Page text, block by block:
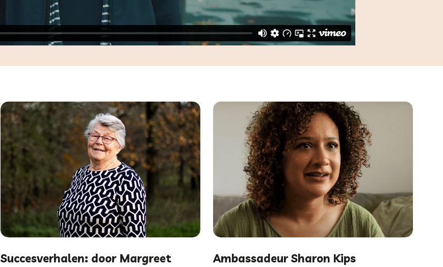
Succesverhalen: door Margreet Ambassadeur Sharon Kips